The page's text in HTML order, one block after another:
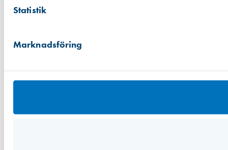
Statistik
Marknadsföring